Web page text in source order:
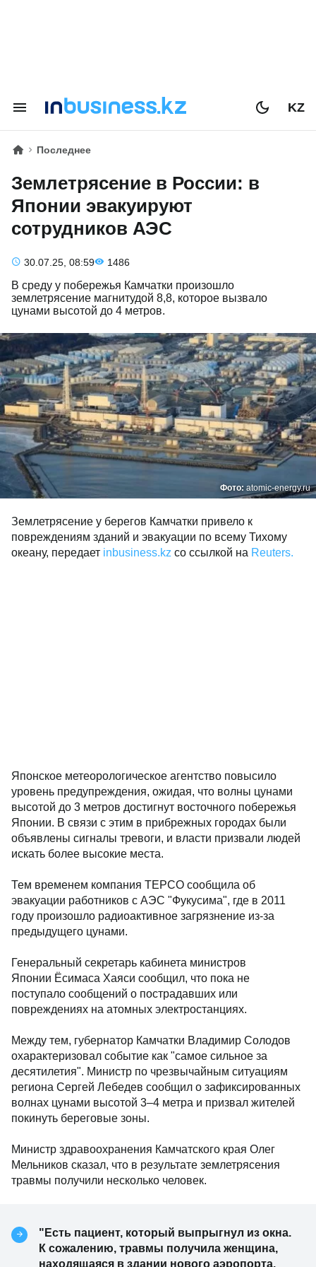
KZ
Последнее
Землетрясение в России: в
Японии эвакуируют
сотрудников АЭС
30.07.25, 08:59 1486
В среду у побережья Камчатки произошло
землетрясение магнитудой 8,8, которое вызвало
цунами высотой до 4 метров.
Фото: atomic-energy.ru
Землетрясение у берегов Камчатки привело к
повреждениям зданий и эвакуации по всему Тихому
океану, передает inbusiness.kz со ссылкой на Reuters.
Японское метеорологическое агентство повысило
уровень предупреждения, ожидая, что волны цунами
высотой до 3 метров достигнут восточного побережья
Японии. В связи с этим в прибрежных городах были
объявлены сигналы тревоги, и власти призвали людей
искать более высокие места.
Тем временем компания TEPCO сообщила об
эвакуации работников с АЭС "Фукусима", где в 2011
году произошло радиоактивное загрязнение из-за
предыдущего цунами.
Генеральный секретарь кабинета министров
Японии Ёсимаса Хаяси сообщил, что пока не
поступало сообщений о пострадавших или
повреждениях на атомных электростанциях.
Между тем, губернатор Камчатки Владимир Солодов
охарактеризовал событие как "самое сильное за
десятилетия". Министр по чрезвычайным ситуациям
региона Сергей Лебедев сообщил о зафиксированных
волнах цунами высотой 3–4 метра и призвал жителей
покинуть береговые зоны.
Министр здравоохранения Камчатского края Олег
Мельников сказал, что в результате землетрясения
травмы получили несколько человек.
"Есть пациент, который выпрыгнул из окна.
К сожалению, травмы получила женщина,
находящаяся в здании нового аэропорта.